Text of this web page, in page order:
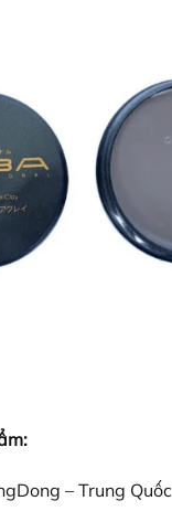
– Trung Quốc